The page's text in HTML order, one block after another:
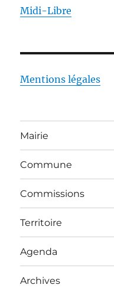
Midi-Libre
Mentions légales
Mairie
Commune
Commissions
Territoire
Agenda
Archives